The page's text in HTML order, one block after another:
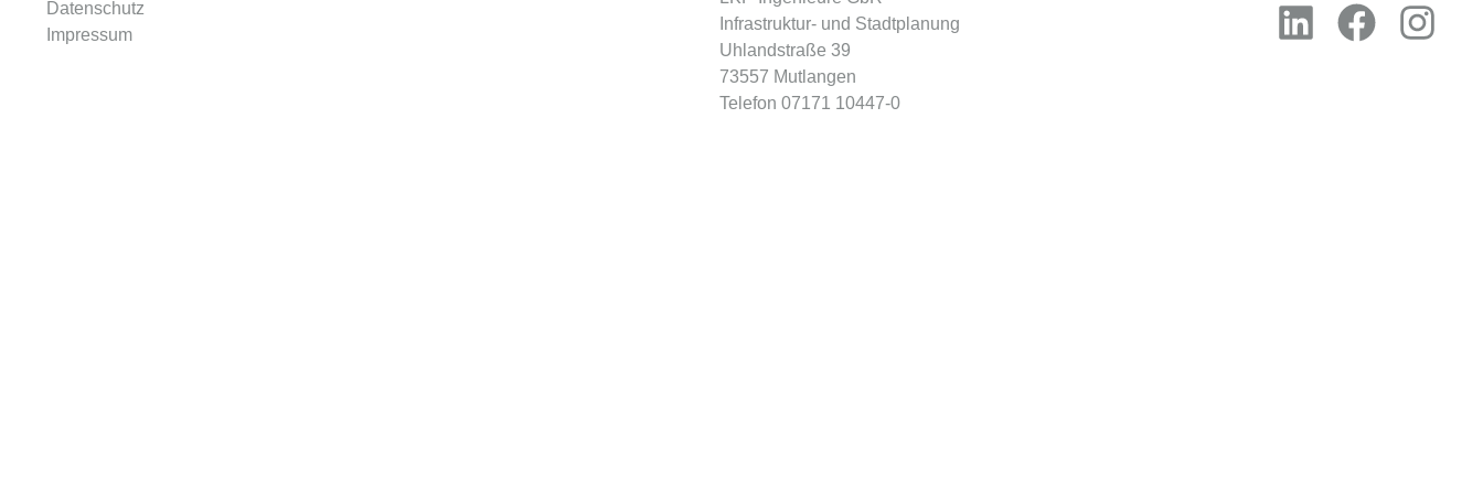
Datenschutz
Impressum
Infrastruktur- und Stadtplanung
Uhlandstraße 39
73557 Mutlangen
Telefon 07171 10447-0